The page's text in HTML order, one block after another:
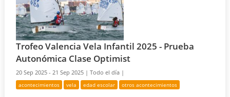
Trofeo Valencia Vela Infantil 2025 - Prueba
Autonómica Clase Optimist
20 Sep 2025 - 21 Sep 2025 |Todo el día |
acontecimientos vela edad escolar otros acontecimientos